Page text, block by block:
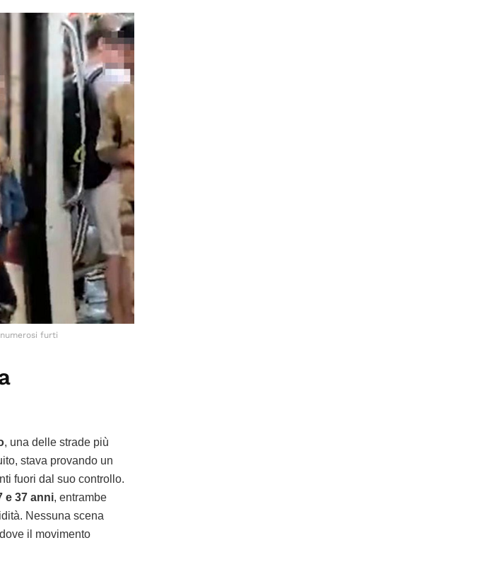
furti
, una delle strade più
stava provando un
fuori dal suo controllo.
e 37 anni, entrambe
Nessuna scena
il movimento